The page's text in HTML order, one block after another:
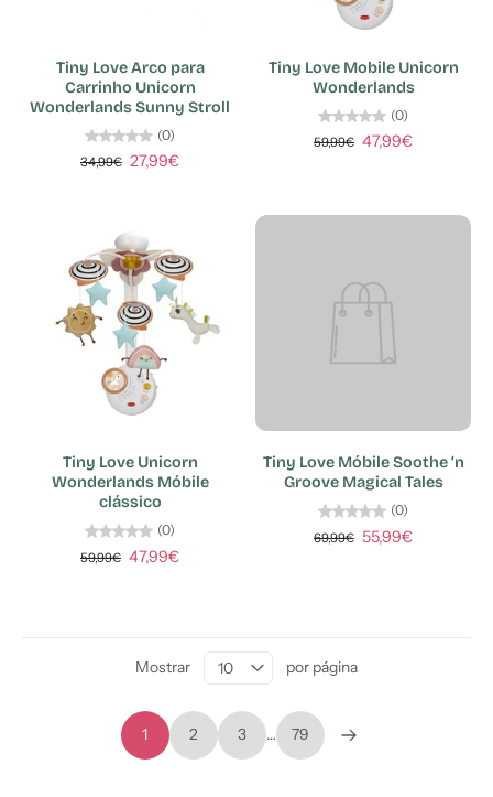
Tiny Love Arco para
Carrinho Unicorn
Wonderlands Sunny Stroll
(0)
34,99€ 27,99€
Tiny Love Mobile Unicorn
Wonderlands
(0)
59,99€ 47,99€
Tiny Love Unicorn
Wonderlands Móbile
clássico
(0)
59,99€ 47,99€
Tiny Love Móbile Soothe ‘n
Groove Magical Tales
(0)
69,99€ 55,99€
1 2 3 … 79
Mostrar por página